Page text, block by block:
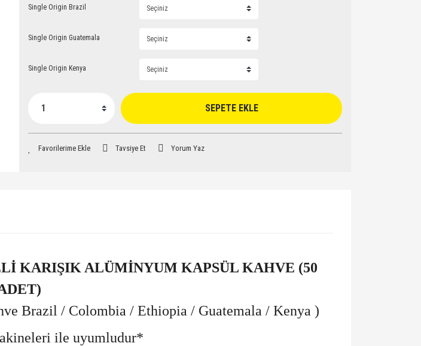
Single Origin Brazil
Single Origin Guatemala
Single Origin Kenya
SEPETE EKLE
Tavsiye Et Yorum Yaz
KARIŞIK ALÜMİNYUM KAPSÜL KAHVE (50
Brazil / Colombia / Ethiopia / Guatemala / Kenya )
ile uyumludur*